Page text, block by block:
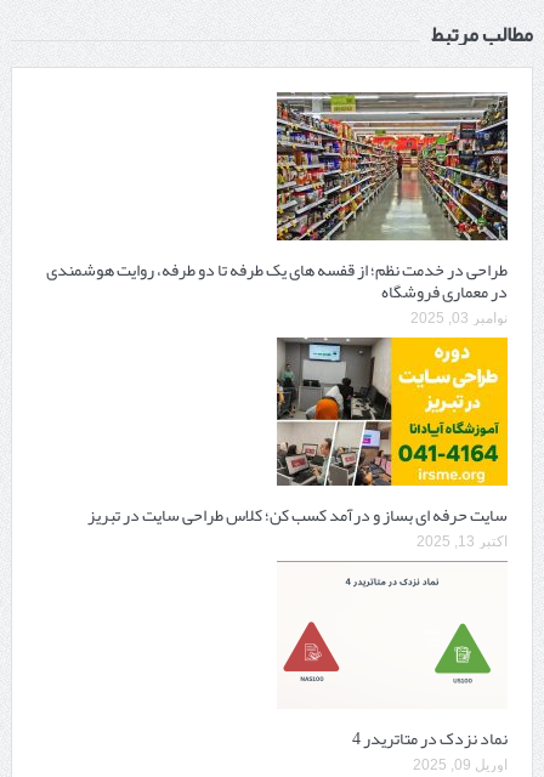
مطالب مرتبط
طراحی در خدمت نظم؛ از قفسه ‌های یک‌ طرفه تا دو طرفه، روایت هوشمندی
در معماری فروشگاه
نوامبر 03, 2025
سایت حرفه ‌ای بساز و درآمد کسب کن؛ کلاس طراحی سایت در تبریز
اکتبر 13, 2025
نماد نزدک در متاتریدر 4
آوریل 09, 2025